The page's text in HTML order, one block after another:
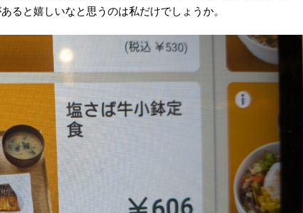
ると嬉しいなと思うのは私だけでしょうか。